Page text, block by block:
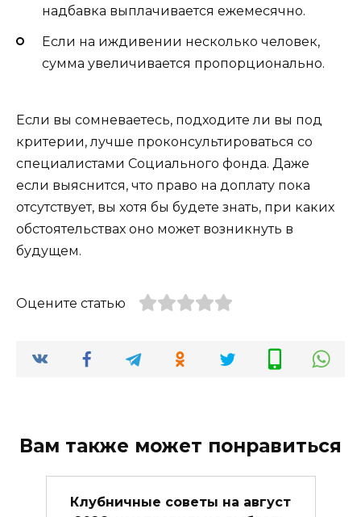
надбавка выплачивается ежемесячно.
Если на иждивении несколько человек,
сумма увеличивается пропорционально.
Если вы сомневаетесь, подходите ли вы под
критерии, лучше проконсультироваться со
специалистами Социального фонда. Даже
если выяснится, что право на доплату пока
отсутствует, вы хотя бы будете знать, при каких
обстоятельствах оно может возникнуть в
будущем.
Оцените статью
Вам также может понравиться
Клубничные советы на август